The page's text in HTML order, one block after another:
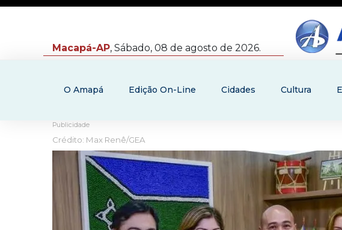
Macapá-AP, Sábado, 08 de agosto de 2026.
O Amapá Edição On-Line Cidades Cultura
Publicidade
Crédito: Max Renê/GEA